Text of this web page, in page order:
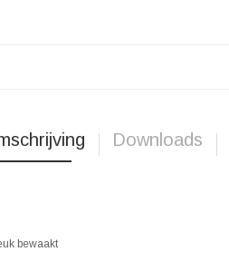
Downloads
bewaakt